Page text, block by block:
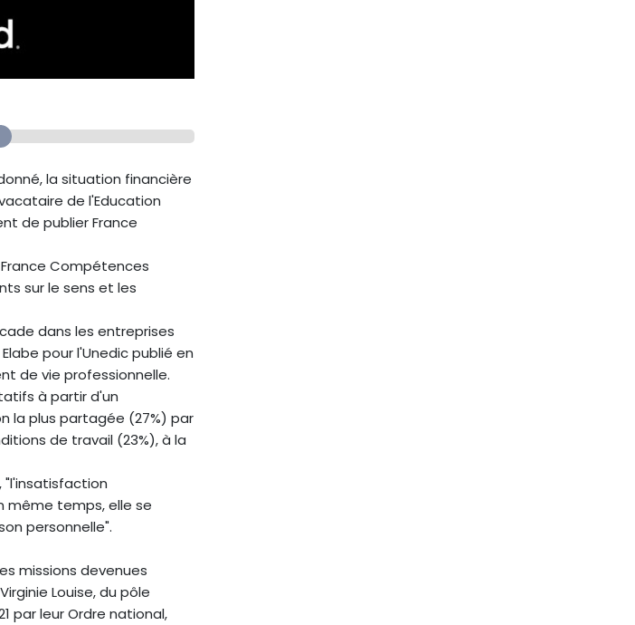
la situation financière
de l'Education
de publier France
Compétences
sur le sens et les
dans les entreprises
pour l'Unedic publié en
de vie professionnelle.
à partir d'un
la plus partagée (27%) par
de travail (23%), à la
"l'insatisfaction
même temps, elle se
personnelle".
missions devenues
Louise, du pôle
par leur Ordre national,